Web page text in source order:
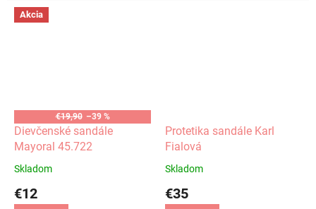
Akcia
€19,90 –39 %
Dievčenské sandále
Mayoral 45.722
Skladom
€12
Protetika sandále Karl
Fialová
Skladom
€35